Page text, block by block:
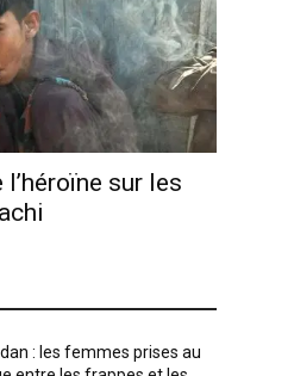
sur les
: les femmes prises au